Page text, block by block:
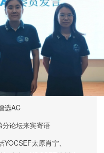
选AC
论坛来宾寄语
YOCSEF太原肖宁